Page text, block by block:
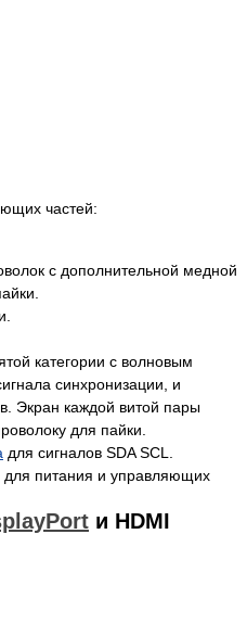
частей:
с дополнительной медной
категории с волновым
синхронизации, и
Экран каждой витой пары
для пайки.
для сигналов SDA SCL.
питания и управляющих
и HDMI